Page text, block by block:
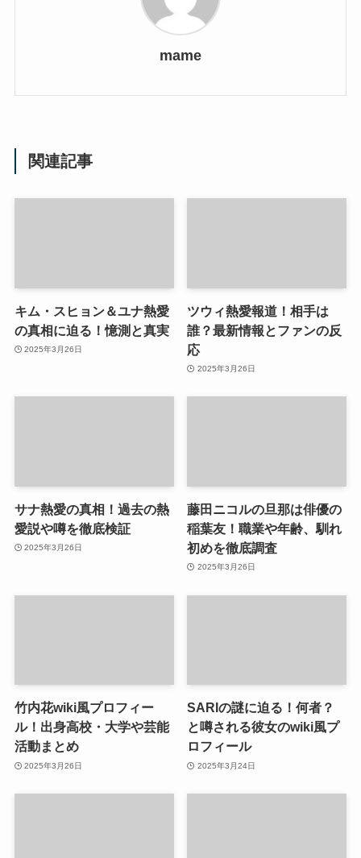
mame
関連記事
キム・スヒョン＆ユナ熱愛
の真相に迫る！憶測と真実
2025年3月26日
ツウィ熱愛報道！相手は
誰？最新情報とファンの反
応
2025年3月26日
サナ熱愛の真相！過去の熱
愛説や噂を徹底検証
2025年3月26日
藤田ニコルの旦那は俳優の
稲葉友！職業や年齢、馴れ
初めを徹底調査
2025年3月26日
竹内花wiki風プロフィー
ル！出身高校・大学や芸能
活動まとめ
2025年3月26日
SARIの謎に迫る！何者？
と噂される彼女のwiki風プ
ロフィール
2025年3月24日